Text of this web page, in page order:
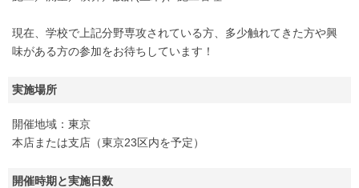
現在、学校で上記分野専攻されている方、多少触れてきた方や興
味がある方の参加をお待ちしています！
実施場所
開催地域：東京
本店または支店（東京23区内を予定）
開催時期と実施日数